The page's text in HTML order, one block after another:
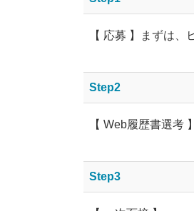
【 応募 】まずは
Step2
【 Web履歴書選考
Step3